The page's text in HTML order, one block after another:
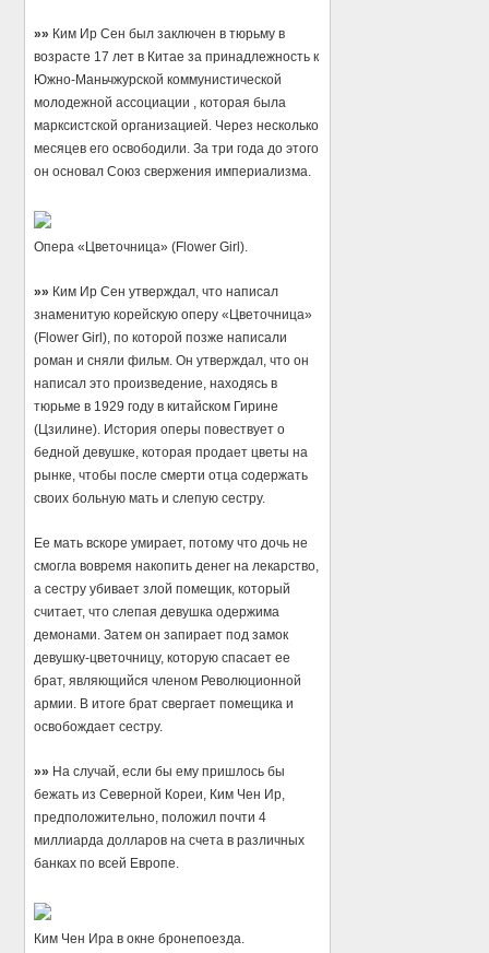
»» Ким Ир Сен был заключен в тюрьму в
возрасте 17 лет в Китае за принадлежность к
Южно-Маньчжурской коммунистической
молодежной ассоциации , которая была
марксистской организацией. Через несколько
месяцев его освободили. За три года до этого
он основал Союз свержения империализма.
Опера «Цветочница» (Flower Girl).
»» Ким Ир Сен утверждал, что написал
знаменитую корейскую оперу «Цветочница»
(Flower Girl), по которой позже написали
роман и сняли фильм. Он утверждал, что он
написал это произведение, находясь в
тюрьме в 1929 году в китайском Гирине
(Цзилине). История оперы повествует о
бедной девушке, которая продает цветы на
рынке, чтобы после смерти отца содержать
своих больную мать и слепую сестру.
Ее мать вскоре умирает, потому что дочь не
смогла вовремя накопить денег на лекарство,
а сестру убивает злой помещик, который
считает, что слепая девушка одержима
демонами. Затем он запирает под замок
девушку-цветочницу, которую спасает ее
брат, являющийся членом Революционной
армии. В итоге брат свергает помещика и
освобождает сестру.
»» На случай, если бы ему пришлось бы
бежать из Северной Кореи, Ким Чен Ир,
предположительно, положил почти 4
миллиарда долларов на счета в различных
банках по всей Европе.
Ким Чен Ира в окне бронепоезда.